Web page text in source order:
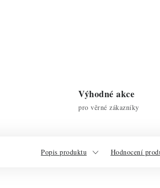
Výhodné akce
pro věrné zákazníky
Popis produktu Hodnocení